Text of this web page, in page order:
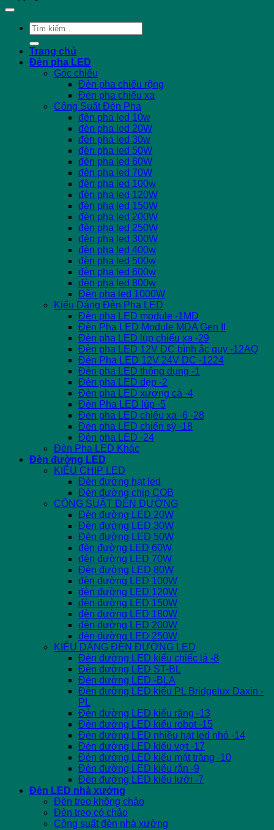
Tìm
kiếm:
Trang chủ
Đèn pha LED
Góc chiếu
Đèn pha chiếu rộng
Đèn pha chiếu xa
Công Suất Đèn Pha
đèn pha led 10w
đèn pha led 20W
đèn pha led 30w
đèn pha led 50W
đèn pha led 60W
đèn pha led 70W
đèn pha led 100w
đèn pha led 120W
đèn pha led 150W
đèn pha led 200W
đèn pha led 250W
đèn pha led 300W
đèn pha led 400w
đèn pha led 500w
đèn pha led 600w
đèn pha led 800w
Đèn pha led 1000W
Kiểu Dáng Đèn Pha LED
Đèn pha LED module -1MD
Đèn Pha LED Module MDA Gen II
Đèn pha LED lúp chiếu xa -29
Đèn pha LED 12V DC bình ắc quy -12AQ
Đèn Pha LED 12V 24V DC -1224
Đèn pha LED thông dụng -1
Đèn pha LED dẹp -2
Đèn pha LED xương cá -4
Đèn Pha LED lúp -5
Đèn pha LED chiếu xa -6 -28
Đèn pha LED chiến sỹ -18
Đèn pha LED -24
Đèn Pha LED Khác
Đèn đường LED
KIỂU CHIP LED
Đèn đường hạt led
Đèn đường chip COB
CÔNG SUẤT ĐÈN ĐƯỜNG
Đèn đường LED 20W
Đèn đường LED 30W
Đèn đường LED 50W
đèn đường LED 60W
đèn đường LED 70W
Đèn đường LED 80W
đèn đường LED 100W
đèn đường LED 120W
đèn đường LED 150W
đèn đường LED 180W
đèn đường LED 200W
đèn đường LED 250W
KIỂU DÁNG ĐÈN ĐƯỜNG LED
Đèn đường LED kiểu chiếc lá -8
Đèn đường LED ST-BL
Đèn đường LED -BLA
Đèn đường LED kiểu PL Bridgelux Daxin -
PL
Đèn đường LED kiểu răng -13
Đèn đường LED kiểu robot -15
Đèn đường LED nhiều hạt led nhỏ -14
Đèn đường LED kiểu vợt -17
Đèn đường LED kiểu mặt trăng -10
Đèn đường LED kiểu rắn -9
Đèn đường LED kiểu lưới -7
Đèn LED nhà xưởng
Đèn treo không chảo
Đèn treo có chảo
Công suất đèn nhà xưởng